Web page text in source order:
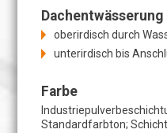
Dachentwässerung
oberirdisch durch
unterirdisch bis
Farbe
Standardfarbton;